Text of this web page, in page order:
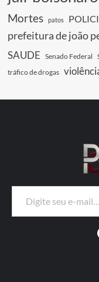
Mortes patos
prefeitura de joão
SAUDE Senado Federal
tráfico de drogas
Digite seu e-mail…